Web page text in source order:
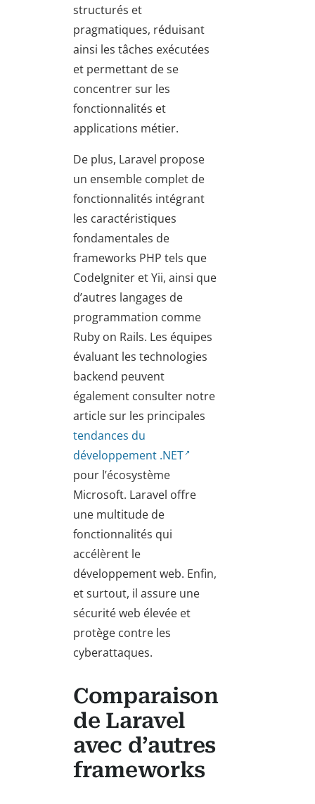
structurés et
pragmatiques, réduisant
ainsi les tâches exécutées
et permettant de se
concentrer sur les
fonctionnalités et
applications métier.
De plus, Laravel propose
un ensemble complet de
fonctionnalités intégrant
les caractéristiques
fondamentales de
frameworks PHP tels que
CodeIgniter et Yii, ainsi que
d’autres langages de
programmation comme
Ruby on Rails. Les équipes
évaluant les technologies
backend peuvent
également consulter notre
article sur les principales
tendances du
développement .NET
pour l’écosystème
Microsoft. Laravel offre
une multitude de
fonctionnalités qui
accélèrent le
développement web. Enfin,
et surtout, il assure une
sécurité web élevée et
protège contre les
cyberattaques.
Comparaison
de Laravel
avec d’autres
frameworks